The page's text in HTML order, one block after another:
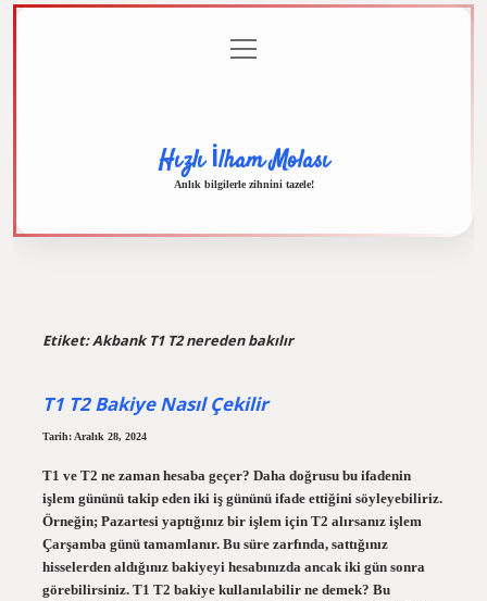
menüyü
aç
Hızlı İlham Molası
Anlık bilgilerle zihnini tazele!
Etiket:Akbank T1 T2 nereden bakılır
T1 T2 Bakiye Nasıl Çekilir
Tarih: Aralık 28, 2024
T1 ve T2 ne zaman hesaba geçer? Daha doğrusu bu ifadenin
işlem gününü takip eden iki iş gününü ifade ettiğini söyleyebiliriz.
Örneğin; Pazartesi yaptığınız bir işlem için T2 alırsanız işlem
Çarşamba günü tamamlanır. Bu süre zarfında, sattığınız
hisselerden aldığınız bakiyeyi hesabınızda ancak iki gün sonra
görebilirsiniz. T1 T2 bakiye kullanılabilir ne demek? Bu